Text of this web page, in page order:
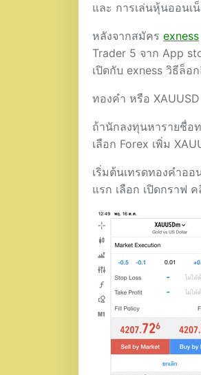
และ การเล่นหุ้นออน
หลังจากสมัคร exness
Trader 5 จาก App
เปิดกับ exness วิธีล็อ
ทองคำ หรือ
ถ้านักลงทุนหารายชื่อ
เลือก Forex เพิ่ม
เริ่มต้นเทรดทองคำอ
แรก เลือก เปิดกราฟ